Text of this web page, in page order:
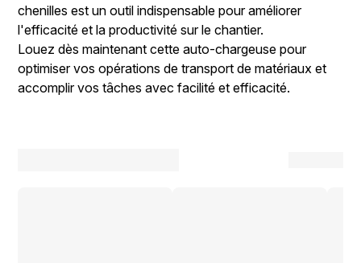
chenilles est un outil indispensable pour améliorer
l'efficacité et la productivité sur le chantier.
Louez dès maintenant cette auto-chargeuse pour
optimiser vos opérations de transport de matériaux et
accomplir vos tâches avec facilité et efficacité.